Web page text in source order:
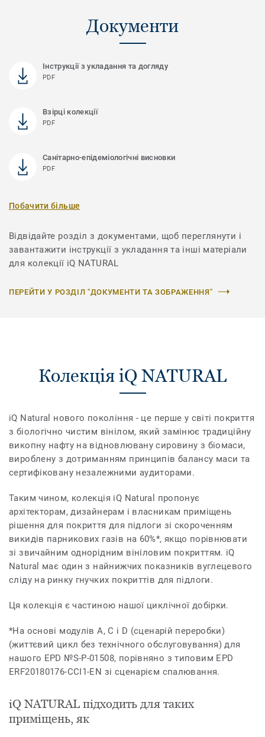
Документи
Інструкції з укладання та догляду
PDF
Взірці колекції
PDF
Санітарно-епідеміологічні висновки
PDF
Побачити більше
Відвідайте розділ з документами, щоб переглянути і
завантажити інструкції з укладання та інші матеріали
для колекції iQ NATURAL
ПЕРЕЙТИ У РОЗДІЛ "ДОКУМЕНТИ ТА ЗОБРАЖЕННЯ"
Колекція iQ NATURAL
iQ Natural нового покоління - це перше у світі покриття
з біологічно чистим вінілом, який замінює традиційну
викопну нафту на відновлювану сировину з біомаси,
вироблену з дотриманням принципів балансу маси та
сертифіковану незалежними аудиторами.
Таким чином, колекція iQ Natural пропонує
архітекторам, дизайнерам і власникам приміщень
рішення для покриття для підлоги зі скороченням
викидів парникових газів на 60%*, якщо порівнювати
зі звичайним однорідним вініловим покриттям. iQ
Natural має один з найнижчих показників вуглецевого
сліду на ринку гнучких покриттів для підлоги.
Ця колекція є частиною нашої циклічної добірки.
*На основі модулів A, C і D (сценарій переробки)
(життєвий цикл без технічного обслуговування) для
нашого EPD №S-P-01508, порівняно з типовим EPD
ERF20180176-CCI1-EN зі сценарієм спалювання.
iQ NATURAL підходить для таких
приміщень, як